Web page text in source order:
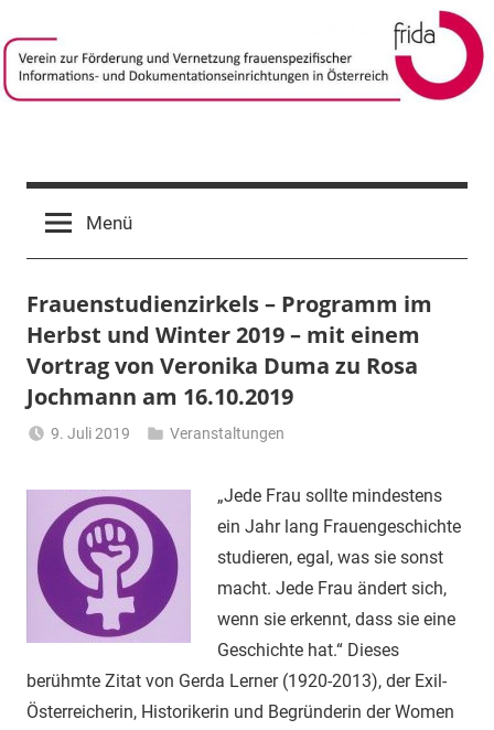
Inhalt
springen
frida-
verein
Förderung
frauenspezifischer
Informations-
Dokumentationseinrichtungen
in
Österreich
Menü
Frauenstudienzirkels – Programm im
Herbst und Winter 2019 – mit einem
Vortrag von Veronika Duma zu Rosa
Jochmann am 16.10.2019
9. Juli 2019
Gerhalter
Veranstaltungen
„Jede Frau sollte mindestens
ein Jahr lang Frauengeschichte
studieren, egal, was sie sonst
macht. Jede Frau ändert sich,
wenn sie erkennt, dass sie eine
Geschichte hat.“ Dieses
berühmte Zitat von Gerda Lerner (1920-2013), der Exil-
Österreicherin, Historikerin und Begründerin der Women